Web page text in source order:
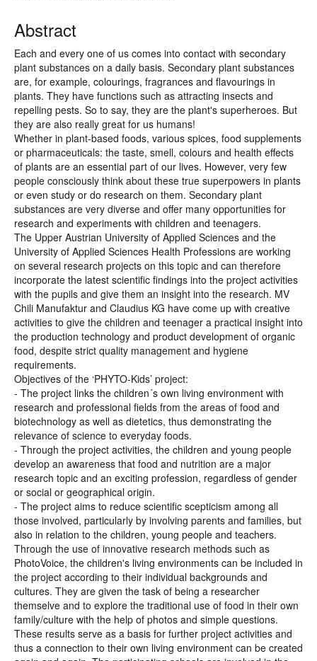
Abstract
Each and every one of us comes into contact with secondary
plant substances on a daily basis. Secondary plant substances
are, for example, colourings, fragrances and flavourings in
plants. They have functions such as attracting insects and
repelling pests. So to say, they are the plant's superheroes. But
they are also really great for us humans!
Whether in plant-based foods, various spices, food supplements
or pharmaceuticals: the taste, smell, colours and health effects
of plants are an essential part of our lives. However, very few
people consciously think about these true superpowers in plants
or even study or do research on them. Secondary plant
substances are very diverse and offer many opportunities for
research and experiments with children and teenagers.
The Upper Austrian University of Applied Sciences and the
University of Applied Sciences Health Professions are working
on several research projects on this topic and can therefore
incorporate the latest scientific findings into the project activities
with the pupils and give them an insight into the research. MV
Chili Manufaktur and Claudius KG have come up with creative
activities to give the children and teenager a practical insight into
the production technology and product development of organic
food, despite strict quality management and hygiene
requirements.
Objectives of the ‘PHYTO-Kids’ project:
- The project links the children´s own living environment with
research and professional fields from the areas of food and
biotechnology as well as dietetics, thus demonstrating the
relevance of science to everyday foods.
- Through the project activities, the children and young people
develop an awareness that food and nutrition are a major
research topic and an exciting profession, regardless of gender
or social or geographical origin.
- The project aims to reduce scientific scepticism among all
those involved, particularly by involving parents and families, but
also in relation to the children, young people and teachers.
Through the use of innovative research methods such as
PhotoVoice, the children's living environments can be included in
the project according to their individual backgrounds and
cultures. They are given the task of being a researcher
themselve and to explore the traditional use of food in their own
family/culture with the help of photos and simple questions.
These results serve as a basis for further project activities and
thus a connection to their own living environment can be created